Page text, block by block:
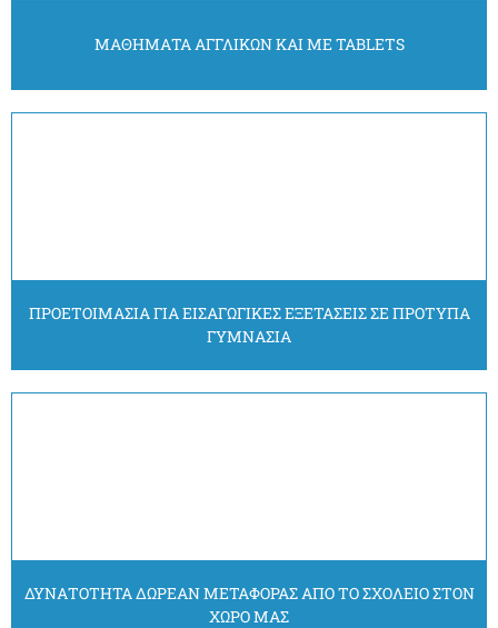
ΜΑΘΗΜΑΤΑ ΑΓΓΛΙΚΩΝ ΚΑΙ ΜΕ TABLETS
ΠΡΟΕΤΟΙΜΑΣΙΑ ΓΙΑ ΕΙΣΑΓΩΓΙΚΕΣ ΕΞΕΤΑΣΕΙΣ ΣΕ ΠΡΟΤΥΠΑ
ΓΥΜΝΑΣΙΑ
ΔΥΝΑΤΟΤΗΤΑ ΔΩΡΕΑΝ ΜΕΤΑΦΟΡΑΣ ΑΠΟ ΤΟ ΣΧΟΛΕΙΟ ΣΤΟΝ
ΧΩΡΟ ΜΑΣ